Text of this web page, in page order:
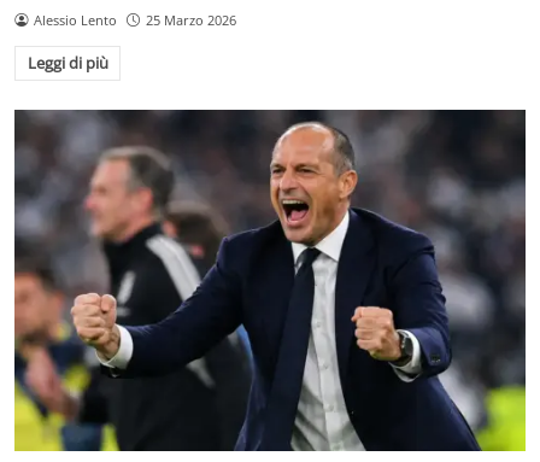
Alessio Lento 25 Marzo 2026
Leggi di più